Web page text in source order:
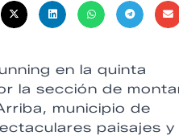
en la quinta
la sección de
municipio de
paisajes y